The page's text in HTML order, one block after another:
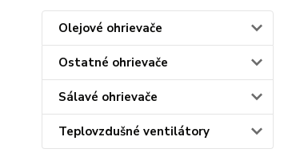
Olejové ohrievače
Ostatné ohrievače
Sálavé ohrievače
Teplovzdušné ventilátory